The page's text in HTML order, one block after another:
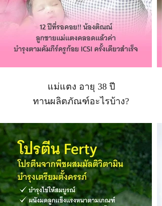
แม่แตง อายุ 38 ปี
ทานผลิตภัณฑ์อะไรบ้าง?